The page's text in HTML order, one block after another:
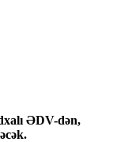
ƏDV-dən,